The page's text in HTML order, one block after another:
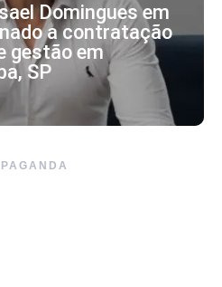
Domingues em
a contratação
gestão em
SP